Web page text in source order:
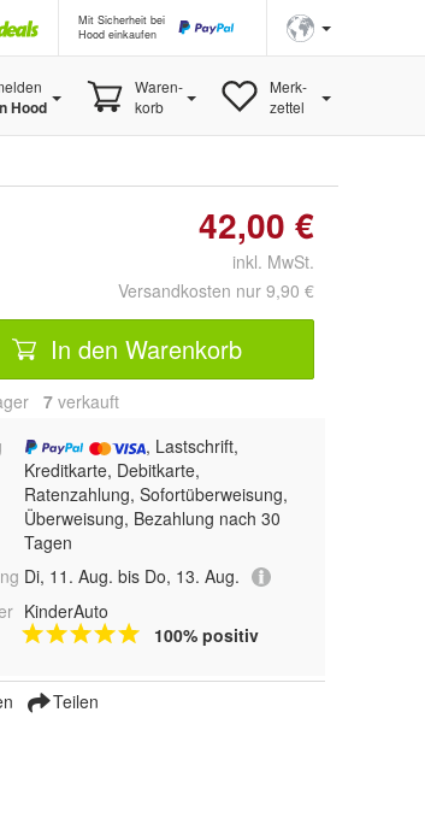
Mit Sicherheit bei
Hood einkaufen
Hood
Waren-
korb
Merk-
zettel
42,00 €
inkl. MwSt.
Versandkosten nur 9,90 €
In den Warenkorb
7 verkauft
, Lastschrift,
Kreditkarte, Debitkarte,
Ratenzahlung, Sofortüberweisung,
Überweisung, Bezahlung nach 30
Tagen
Di, 11. Aug. bis Do, 13. Aug.
KinderAuto
100% positiv
Teilen